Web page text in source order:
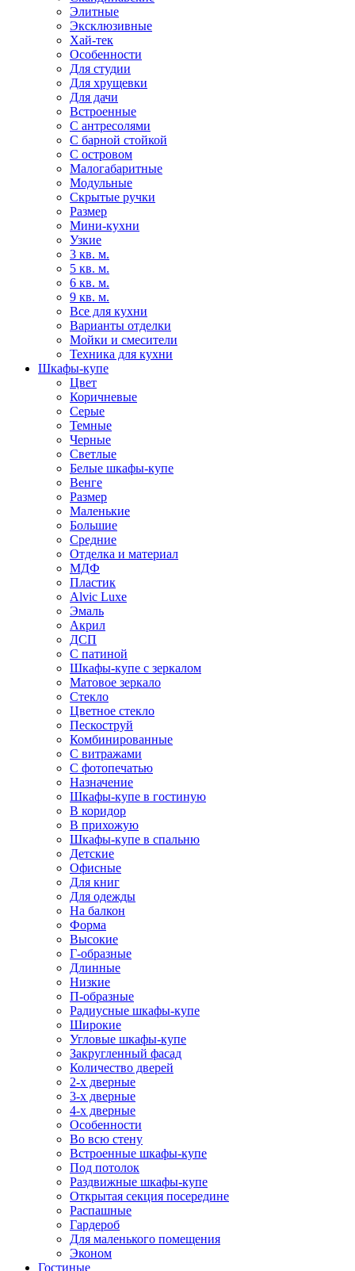
Элитные
Эксклюзивные
Хай-тек
Особенности
Для студии
Для хрущевки
Для дачи
Встроенные
С антресолями
С барной стойкой
С островом
Малогабаритные
Модульные
Скрытые ручки
Размер
Мини-кухни
Узкие
3 кв. м.
5 кв. м.
6 кв. м.
9 кв. м.
Все для кухни
Варианты отделки
Мойки и смесители
Техника для кухни
Шкафы-купе
Цвет
Коричневые
Серые
Темные
Черные
Светлые
Белые шкафы-купе
Венге
Размер
Маленькие
Большие
Средние
Отделка и материал
МДФ
Пластик
Alvic Luxe
Эмаль
Акрил
ДСП
С патиной
Шкафы-купе с зеркалом
Матовое зеркало
Стекло
Цветное стекло
Пескоструй
Комбинированные
С витражами
С фотопечатью
Назначение
Шкафы-купе в гостиную
В коридор
В прихожую
Шкафы-купе в спальню
Детские
Офисные
Для книг
Для одежды
На балкон
Форма
Высокие
Г-образные
Длинные
Низкие
П-образные
Радиусные шкафы-купе
Широкие
Угловые шкафы-купе
Закругленный фасад
Количество дверей
2-х дверные
3-х дверные
4-х дверные
Особенности
Во всю стену
Встроенные шкафы-купе
Под потолок
Раздвижные шкафы-купе
Открытая секция посередине
Распашные
Гардероб
Для маленького помещения
Эконом
Гостиные